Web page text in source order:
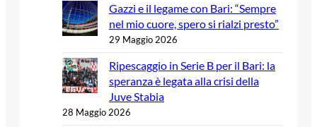
Gazzi e il legame con Bari: “Sempre
nel mio cuore, spero si rialzi presto”
29 Maggio 2026
Ripescaggio in Serie B per il Bari: la
speranza è legata alla crisi della
Juve Stabia
28 Maggio 2026